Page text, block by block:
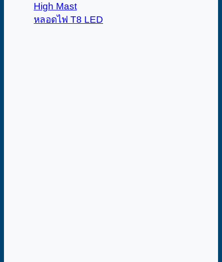
High Mast
หลอดไฟ T8 LED